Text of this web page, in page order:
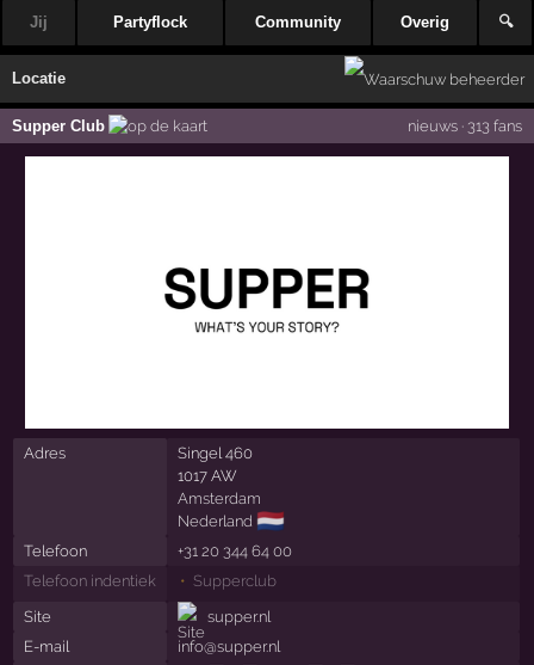
Jij Partyflock Community Overig 🔍
Locatie
Supper Club nieuws· 313 fans
Adres
Singel 460
1017 AW
Amsterdam
Nederland 🇳🇱
Telefoon
+31 20 344 64 00
Telefoon indentiek
Supperclub
Site
supper.nl
E-mail
info@supper.nl